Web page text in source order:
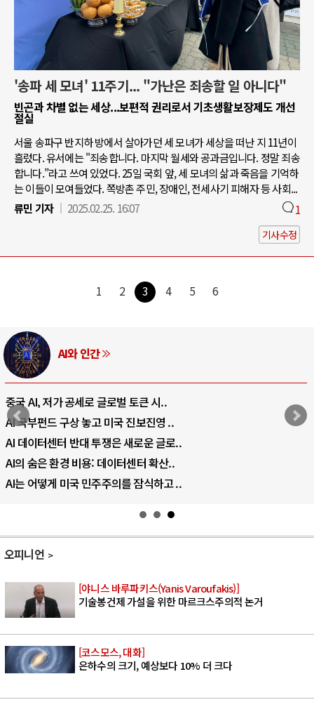
'송파 세 모녀' 11주기... "가난은 죄송할 일 아니다"
빈곤과 차별 없는 세상...보편적 권리로서 기초생활보장제도 개선
절실
서울 송파구 반지하 방에서 살아가던 세 모녀가 세상을 떠난 지 11년이
흘렀다. 유서에는 "죄송합니다. 마지막 월세와 공과금입니다. 정말 죄송
합니다.”라고 쓰여 있었다. 25일 국회 앞, 세 모녀의 삶과 죽음을 기억하
는 이들이 모여들었다. 쪽방촌 주민, 장애인, 전세사기 피해자 등 사회...
류민 기자
2025.02.25. 16:07 1
기사수정
1 2 3 4 5 6
AI와 인간
중국 AI, 저가 공세로 글로벌 토큰 시..
AI 국부펀드 구상 놓고 미국 진보진영 ..
AI 데이터센터 반대 투쟁은 새로운 글로..
AI의 숨은 환경 비용: 데이터센터 확산..
AI는 어떻게 미국 민주주의를 잠식하고 ..
오피니언
[야니스 바루파키스(Yanis Varoufakis)]
기술봉건제 가설을 위한 마르크스주의적 논거
[코스모스, 대화]
은하수의 크기, 예상보다 10% 더 크다